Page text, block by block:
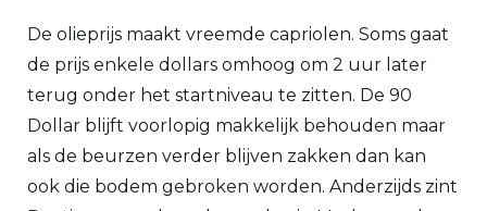
De olieprijs maakt vreemde capriolen. Soms gaat
de prijs enkele dollars omhoog om 2 uur later
terug onder het startniveau te zitten. De 90
Dollar blijft voorlopig makkelijk behouden maar
als de beurzen verder blijven zakken dan kan
ook die bodem gebroken worden. Anderzijds zint